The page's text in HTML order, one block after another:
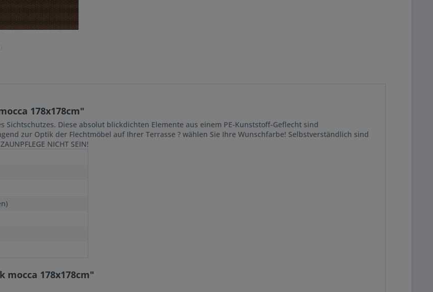
178x178cm"
Sichtschutzes. Diese absolut blickdichten Elemente aus einem PE-Kunststoff-Geflecht sind
zur Optik der Flechtmöbel auf Ihrer Terrasse ? wählen Sie Ihre Wunschfarbe! Selbstverständlich sind
NICHT SEIN!
mocca 178x178cm"